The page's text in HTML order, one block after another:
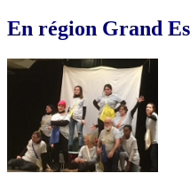
En région Grand